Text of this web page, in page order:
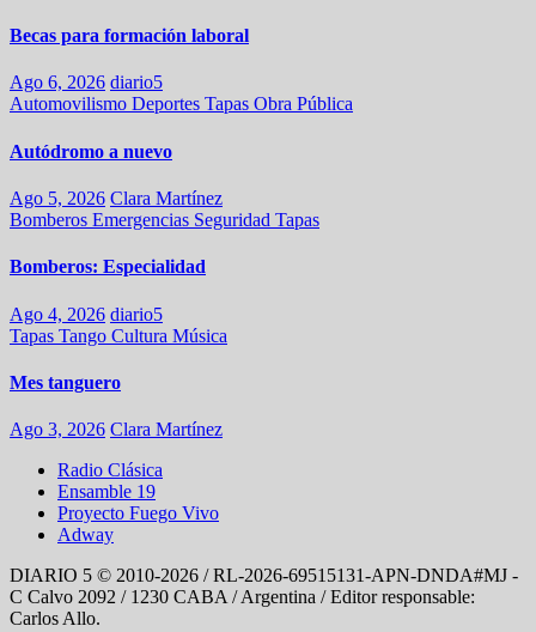
Becas para formación laboral
Ago 6, 2026 diario5
Automovilismo Deportes Tapas Obra Pública
Autódromo a nuevo
Ago 5, 2026 Clara Martínez
Bomberos Emergencias Seguridad Tapas
Bomberos: Especialidad
Ago 4, 2026 diario5
Tapas Tango Cultura Música
Mes tanguero
Ago 3, 2026 Clara Martínez
Radio Clásica
Ensamble 19
Proyecto Fuego Vivo
Adway
DIARIO 5 © 2010-2026 / RL-2026-69515131-APN-DNDA#MJ -
C Calvo 2092 / 1230 CABA / Argentina / Editor responsable:
Carlos Allo.